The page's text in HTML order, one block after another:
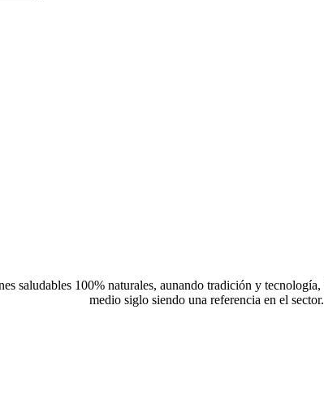
saludables 100% naturales, aunando tradición y
medio siglo siendo una referencia en el sector.